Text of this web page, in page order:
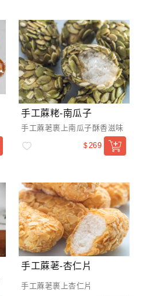
手工蔴粩-南瓜子
手工蔴荖裹上南瓜子酥香滋味
$269
手工蔴荖-杏仁片
手工蔴荖裹上杏仁片